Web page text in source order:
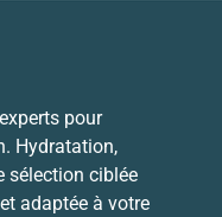
pour
Hydratation,
sélection ciblée
adaptée à votre